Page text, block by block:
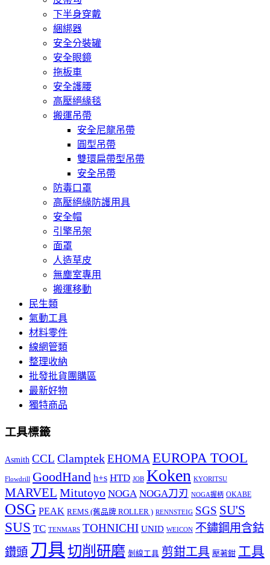
下半身穿戴
綑綁器
安全分裝罐
安全眼鏡
拖板車
安全護腰
高壓絕緣毯
搬運吊帶
安全尼龍吊帶
圓型吊帶
雙環扁帶型吊帶
安全吊帶
防毒口罩
高壓絕緣防護用具
安全帽
引擎吊架
面罩
人造草皮
無塵室專用
搬運移動
民生類
氣動工具
材料零件
線網管類
整理收納
批發批貨團購區
最新好物
獨特商品
工具標籤
Asmith CCL ClamptekEHOMAEUROPA TOOL
Flowdrill GoodHand h+s HTD JOB Koken KYORITSU
MARVEL Mitutoyo NOGA NOGA刀刃 NOGA握柄 OKABE
OSG PEAK REMS (舊品牌 ROLLER ) RENNSTEIG SGS SU'S
SUS TC TENMARS TOHNICHI UNID WEICON 不鏽鋼用含鈷
鑽頭 刀具切削研磨 剝線工具 剪鉗工具 壓著鉗 工具